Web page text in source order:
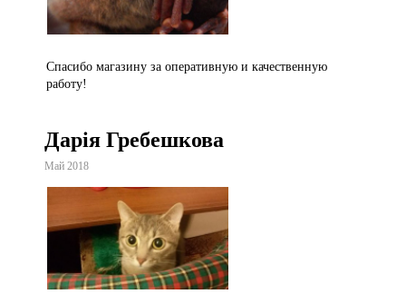
Спасибо магазину за оперативную и качественную
работу!
Дарія Гребешкова
Май 2018